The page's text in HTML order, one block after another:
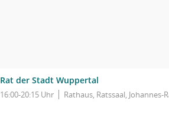
Rat der Stadt Wuppertal
16:00-20:15 Uhr Rathaus, Ratssaal, Johannes-